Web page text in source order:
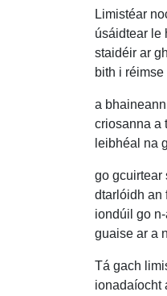
Limistéar
úsáidtear le
staidéir ar
bith i
a
criosanna a
leibhéal na
go gcuirtear
dtarlóidh an
iondúil go
guaise ar a
Tá gach
ionadaíocht